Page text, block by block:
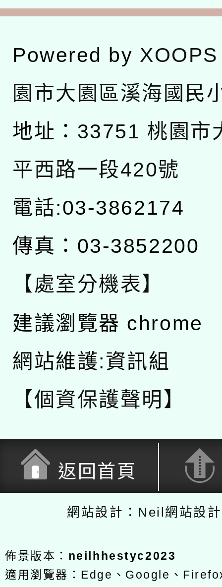
Powered by XOOPS
園市大園區溪海國民
地址： 33751 桃園市
平西路一段420號
電話:03-3862174
傳真：03-3852200
【處室分機表】
建議瀏覽器 chrome
網站維護:資訊組
【個資保護聲明】
返回首頁
網站設計：Neil網站設
佈景版本： neilhhestyc2023
適用瀏覽器：Edge、Google、